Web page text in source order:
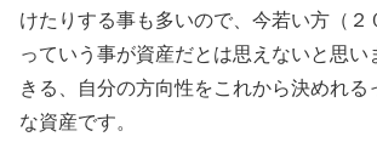
けたりする事も多いので、 今若い方（２
っていう事が資産だとは思えないと思い
きる、自分の方向性をこれから決めれる
な資産です。